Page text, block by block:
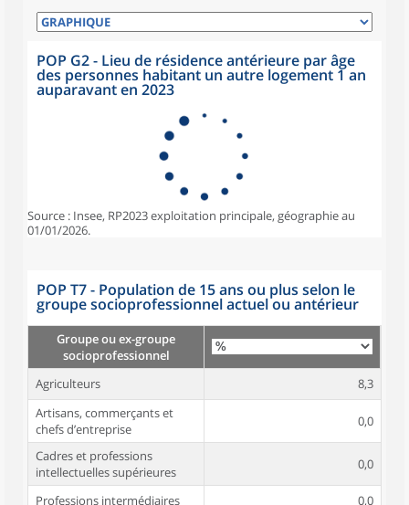
POP G2 - Lieu de résidence antérieure par âge
des personnes habitant un autre logement 1 an
auparavant en 2023
Source : Insee, RP2023 exploitation principale, géographie au
01/01/2026.
POP T7 - Population de 15 ans ou plus selon le
groupe socioprofessionnel actuel ou antérieur
Groupe ou ex-groupe
socioprofessionnel
Agriculteurs
8,3
Artisans, commerçants et
chefs d’entreprise
0,0
Cadres et professions
intellectuelles supérieures
0,0
Professions intermédiaires
0,0